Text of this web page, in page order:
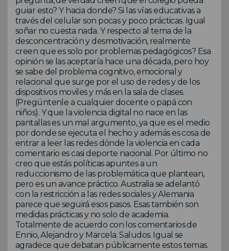
guiar esto? Y hacia donde? Si las vías educativas a
través del celular son pocas y poco prácticas. Igual
soñar no cuesta nada. Y respecto al tema de la
desconcentración y desmotivación, realmente
creen que es solo por problemas pedagógicos? Esa
opinión se las aceptaría hace una década, pero hoy
se sabe del problema cognitivo, emocional y
relacional que surge por el uso de redes y de los
dispositivos moviles y más en la sala de clases.
(Pregúntenle a cualquier docente o papá con
niños). Y que la violencia digital no nace en las
pantallas es un mal argumento, ya que es el medio
por donde se ejecuta el hecho y además es cosa de
entrar a leer las redes dónde la violencia en cada
comentario es casi deporte nacional. Por último no
creo que estás políticas apuntes a un
reduccionismo de las problemática que plantean,
pero es un avance práctico. Australia se adelantó
con la restricción a las redes sociales y Alemania
parece que seguirá esos pasos. Esas también son
medidas prácticas y no solo de academia.
Totalmente de acuerdo con los comentarios de
Ennio, Alejandro y Marcela. Saludos. Igual se
agradece que debatan públicamente estos temas.